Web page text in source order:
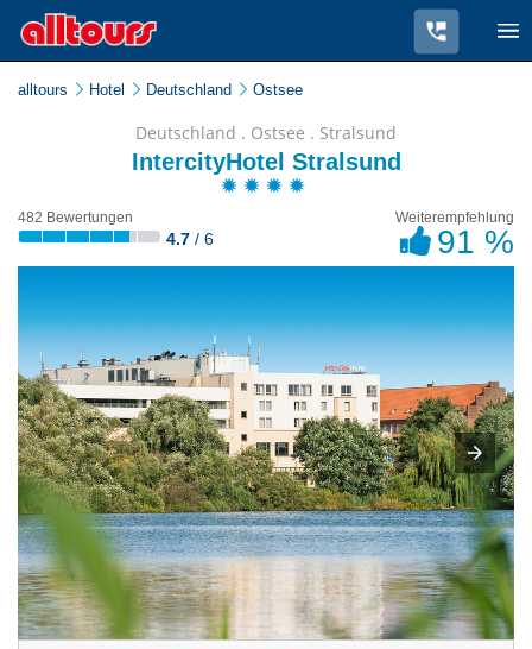
alltours Hotel Deutschland Ostsee
Deutschland . Ostsee . Stralsund
IntercityHotel Stralsund
482 Bewertungen
4.7 / 6
Weiterempfehlung
91 %